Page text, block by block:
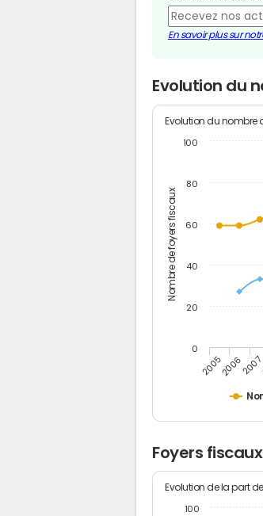
En savoir plus sur
Evolution du
Nombre de foyers fiscaux
Evolution du nombre
200520062007
0
20
40
60
80
100
Foyers
Evolution de la part
100